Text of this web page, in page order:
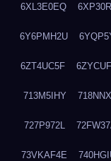
6XL3E0EQ
6Y6PMH2U
6ZT4UC5F
713M5IHY
727P972L
73VKAF4E